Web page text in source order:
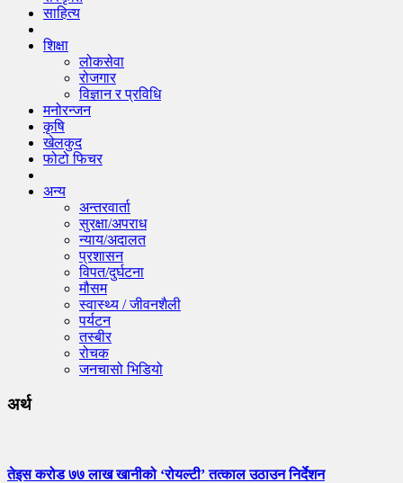
साहित्य
शिक्षा
लोकसेवा
रोजगार
विज्ञान र प्रविधि
मनोरन्जन
कृषि
खेलकुद
फोटो फिचर
अन्य
अन्तरवार्ता
सुरक्षा/अपराध
न्याय/अदालत
प्रशासन
विपत/दुर्घटना
मौसम
स्वास्थ्य / जीवनशैली
पर्यटन
तस्बीर
रोचक
जनचासो भिडियो
अर्थ
तेइस करोड ७७ लाख खानीको ‘रोयल्टी’ तत्काल उठाउन निर्देशन